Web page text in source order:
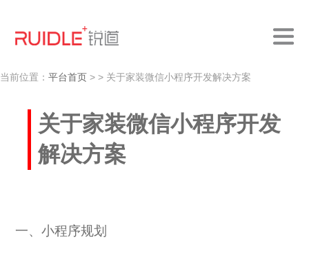
当前位置： 平台首页 > > 关于家装微信小程序开发解决方案
关于家装微信小程序开发
解决方案
一、小程序规划